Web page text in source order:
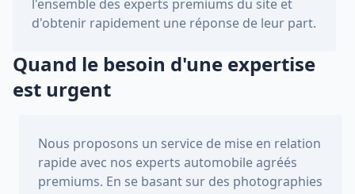
l'ensemble des experts premiums du site et
d'obtenir rapidement une réponse de leur part.
Quand le besoin d'une expertise
est urgent
Nous proposons un service de mise en relation
rapide avec nos experts automobile agréés
premiums. En se basant sur des photographies